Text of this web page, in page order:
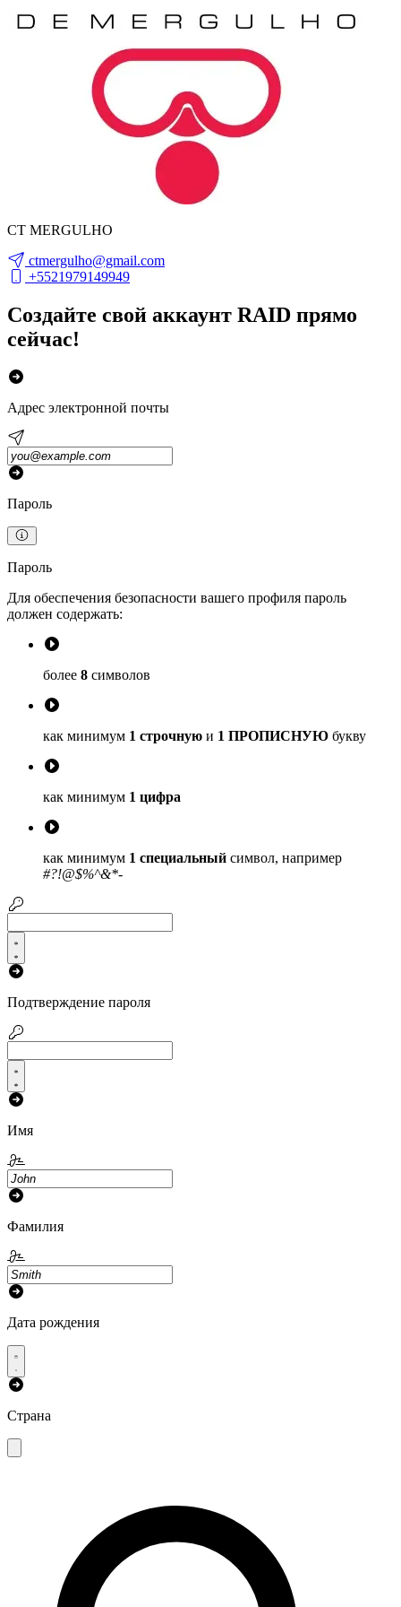
CT MERGULHO
ctmergulho@gmail.com
+5521979149949
Создайте свой аккаунт RAID прямо
сейчас!
Адрес электронной почты
Пароль
Пароль
Для обеспечения безопасности вашего профиля пароль
должен содержать:
более 8 символов
как минимум 1 строчную и 1 ПРОПИСНУЮ букву
как минимум 1 цифра
как минимум 1 специальный символ, например
#?!@$%^&*-
Подтверждение пароля
Имя
Фамилия
Дата рождения
Страна